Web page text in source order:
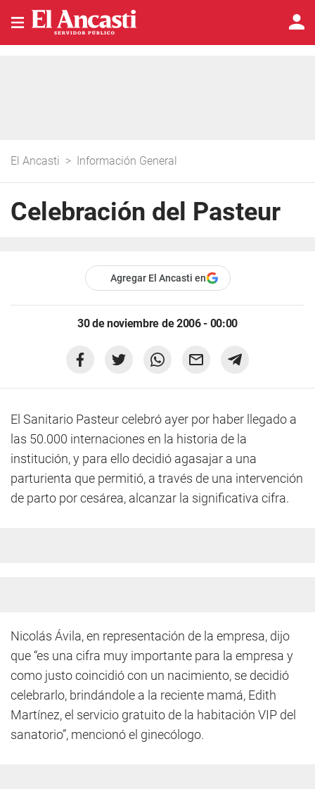
El Ancasti > Información General
Celebración del Pasteur
Agregar El Ancasti en
30 de noviembre de 2006 - 00:00
El Sanitario Pasteur celebró ayer por haber llegado a
las 50.000 internaciones en la historia de la
institución, y para ello decidió agasajar a una
parturienta que permitió, a través de una intervención
de parto por cesárea, alcanzar la significativa cifra.
Nicolás Ávila, en representación de la empresa, dijo
que “es una cifra muy importante para la empresa y
como justo coincidió con un nacimiento, se decidió
celebrarlo, brindándole a la reciente mamá, Edith
Martínez, el servicio gratuito de la habitación VIP del
sanatorio”, mencionó el ginecólogo.